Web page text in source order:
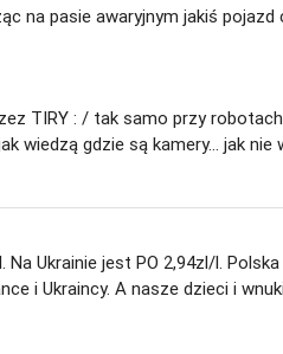
na pasie awaryjnym jakiś
TIRY : / tak samo przy
wiedzą gdzie są kamery... jak
Ukrainie jest PO 2,94zl/l.
i Ukraincy. A nasze dzieci i